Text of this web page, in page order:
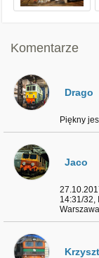
Komentarze
Drago
Piękny
Jaco
14:31/32,